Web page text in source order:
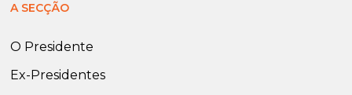
A SECÇÃO
O Presidente
Ex-Presidentes